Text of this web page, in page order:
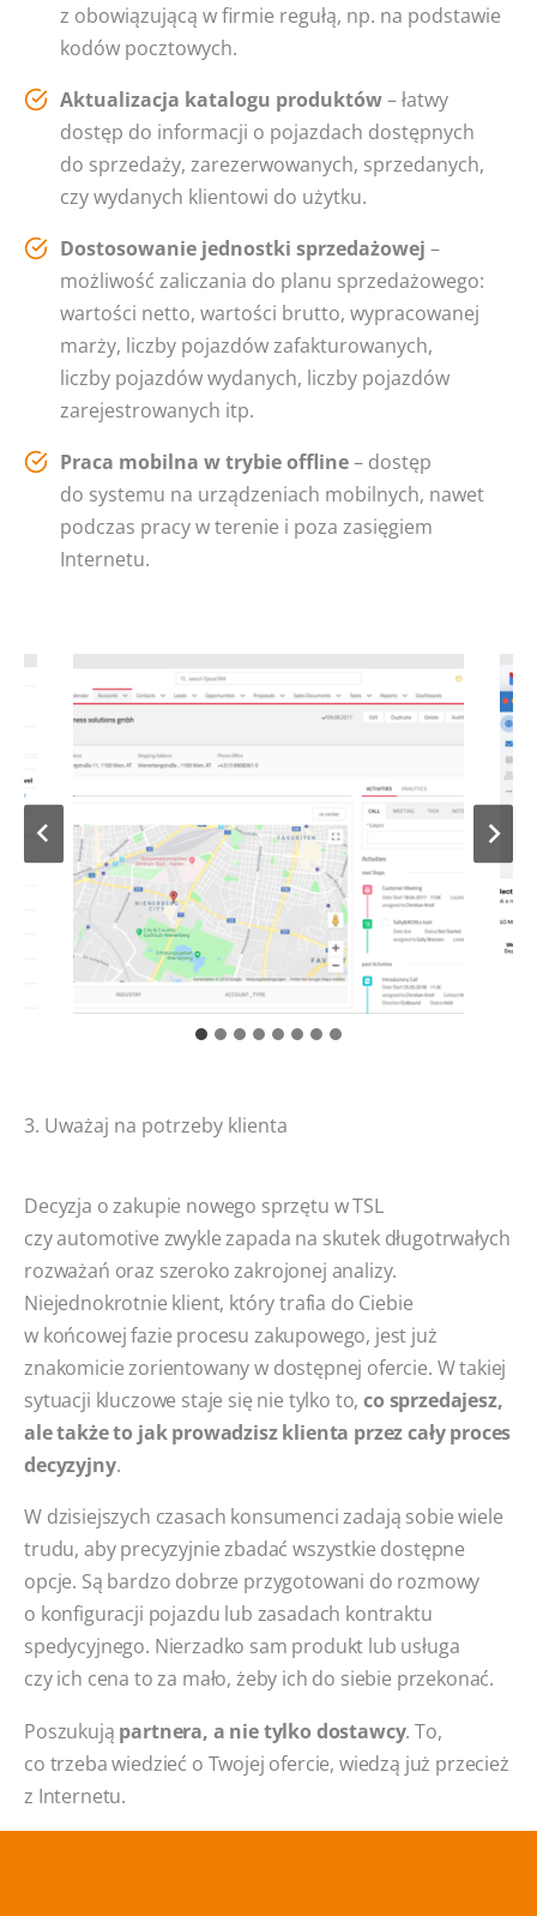
z obowiązującą w firmie regułą, np. na podstawie
kodów pocztowych.
Aktualizacja katalogu produktów– łatwy
dostęp do informacji o pojazdach dostępnych
do sprzedaży, zarezerwowanych, sprzedanych,
czy wydanych klientowi do użytku.
Dostosowanie jednostki sprzedażowej –
możliwość zaliczania do planu sprzedażowego:
wartości netto, wartości brutto, wypracowanej
marży, liczby pojazdów zafakturowanych,
liczby pojazdów wydanych, liczby pojazdów
zarejestrowanych itp.
Praca mobilna w trybie offline– dostęp
do systemu na urządzeniach mobilnych, nawet
podczas pracy w terenie i poza zasięgiem
Internetu.
3. Uważaj na potrzeby klienta
Decyzja o zakupie nowego sprzętu w TSL
czy automotive zwykle zapada na skutek długotrwałych
rozważań oraz szeroko zakrojonej analizy.
Niejednokrotnie klient, który trafia do Ciebie
w końcowej fazie procesu zakupowego, jest już
znakomicie zorientowany w dostępnej ofercie. W takiej
sytuacji kluczowe staje się nie tylko to,co sprzedajesz,
ale także to jak prowadzisz klienta przez cały proces
decyzyjny.
W dzisiejszych czasach konsumenci zadają sobie wiele
trudu, aby precyzyjnie zbadać wszystkie dostępne
opcje. Są bardzo dobrze przygotowani do rozmowy
o konfiguracji pojazdu lub zasadach kontraktu
spedycyjnego. Nierzadko sam produkt lub usługa
czy ich cena to za mało, żeby ich do siebie przekonać.
Poszukują partnera, a nie tylko dostawcy. To,
co trzeba wiedzieć o Twojej ofercie, wiedzą już przecież
z Internetu.